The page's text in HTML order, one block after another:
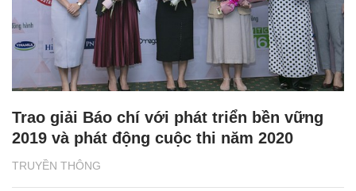
TRUYỀN THÔNG
Trao giải Báo chí với phát triển bền vững
2019 và phát động cuộc thi năm 2020